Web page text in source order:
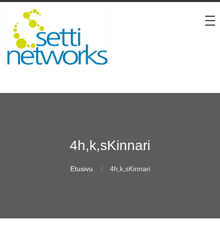
4h,k,sKinnari
Etusivu 4h,k,sKinnari